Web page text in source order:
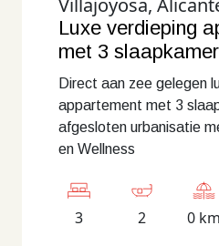
Villajoyosa,
Luxe verdieping
met 3
Direct aan zee gelegen
appartement met 3
afgesloten urbanisatie
en Wellness
3 2 0 km